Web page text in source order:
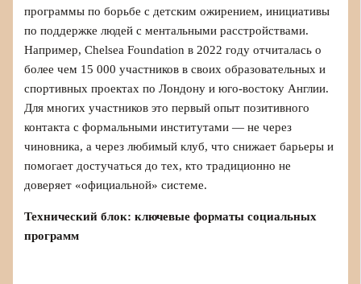
программы по борьбе с детским ожирением, инициативы
по поддержке людей с ментальными расстройствами.
Например, Chelsea Foundation в 2022 году отчиталась о
более чем 15 000 участников в своих образовательных и
спортивных проектах по Лондону и юго-востоку Англии.
Для многих участников это первый опыт позитивного
контакта с формальными институтами — не через
чиновника, а через любимый клуб, что снижает барьеры и
помогает достучаться до тех, кто традиционно не
доверяет «официальной» системе.
Технический блок: ключевые форматы социальных
программ